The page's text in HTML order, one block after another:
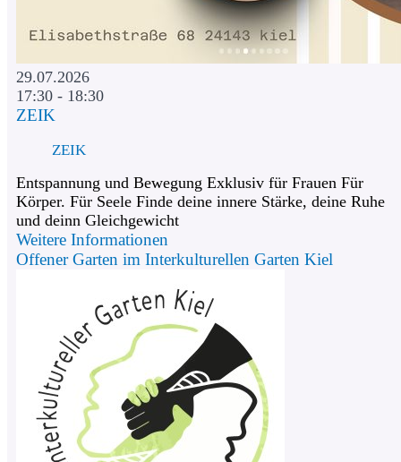
29.07.2026
17:30 - 18:30
ZEIK
ZEIK
Entspannung und Bewegung Exklusiv für Frauen Für
Körper. Für Seele Finde deine innere Stärke, deine Ruhe
und deinn Gleichgewicht
Weitere Informationen
Offener Garten im Interkulturellen Garten Kiel